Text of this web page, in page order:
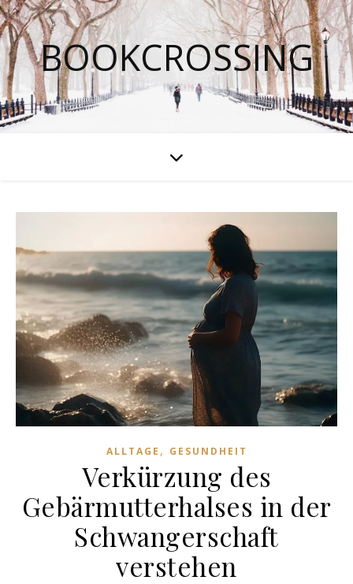
BOOKCROSSING
ALLTAGE , GESUNDHEIT
Verkürzung des
Gebärmutterhalses in der
Schwangerschaft
verstehen